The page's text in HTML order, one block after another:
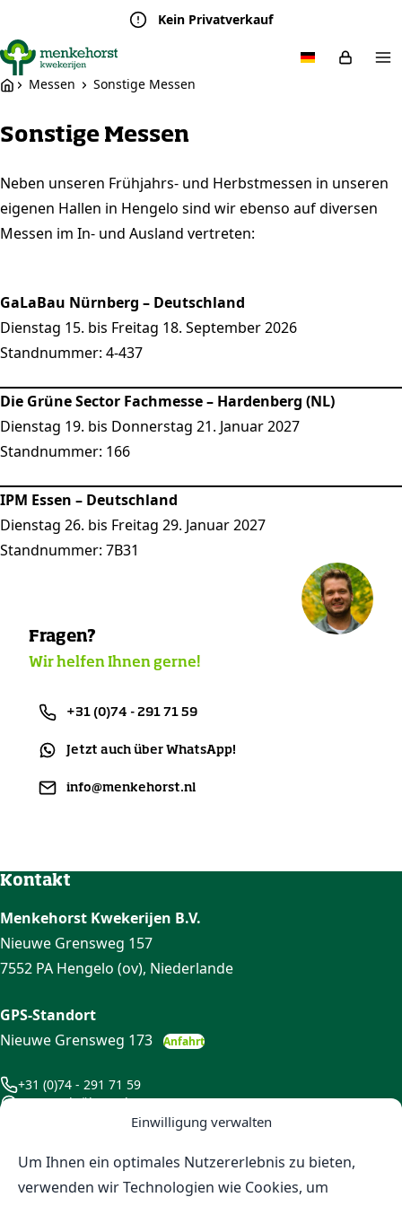
Einwilligung verwalten
Um Ihnen ein optimales Nutzererlebnis zu bieten,
verwenden wir Technologien wie Cookies, um
Kein Privatverkauf
Messen Sonstige Messen
Sonstige Messen
Neben unseren Frühjahrs- und Herbstmessen in unseren
eigenen Hallen in Hengelo sind wir ebenso auf diversen
Messen im In- und Ausland vertreten:
GaLaBau Nürnberg – Deutschland
Dienstag 15. bis Freitag 18. September 2026
Standnummer: 4-437
Die Grüne Sector Fachmesse – Hardenberg (NL)
Dienstag 19. bis Donnerstag 21. Januar 2027
Standnummer: 166
IPM Essen – Deutschland
Dienstag 26. bis Freitag 29. Januar 2027
Standnummer: 7B31
Fragen?
Wir helfen Ihnen gerne!
+31 (0)74 - 291 71 59
Jetzt auch über WhatsApp!
info@menkehorst.nl
Kontakt
Menkehorst Kwekerijen B.V.
Nieuwe Grensweg 157
7552 PA Hengelo (ov), Niederlande
GPS-Standort
Nieuwe Grensweg 173
Anfahrt
+31 (0)74 - 291 71 59
Jetzt auch über WhatsApp!
info@menkehorst.nl
Halten Sie sich über unsere Angebote, Ausstellungen und
andere Entwicklungen informiert, indem Sie sich für